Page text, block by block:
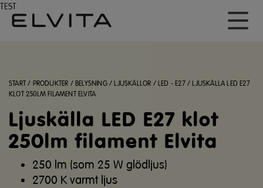
TEST
START / PRODUKTER /BELYSNING/LJUSKÄLLOR /LED - E27/LJUSKÄLLA LED E27
KLOT 250LM FILAMENT ELVITA
Ljuskälla LED E27 klot
250lm filament Elvita
250 lm (som 25 W glödljus)
2700 K varmt ljus